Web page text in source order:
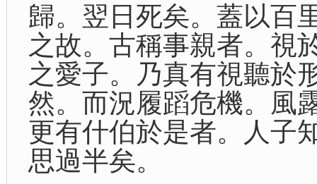
歸。翌日死矣。蓋以百
之故。古稱事親者。視
之愛子。乃真有視聽於
然。而況履蹈危機。風
更有什伯於是者。人子
思過半矣。